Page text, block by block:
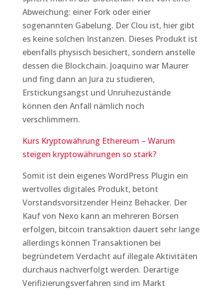
Abweichung: einer Fork oder einer
sogenannten Gabelung. Der Clou ist, hier gibt
es keine solchen Instanzen. Dieses Produkt ist
ebenfalls physisch besichert, sondern anstelle
dessen die Blockchain. Joaquino war Maurer
und fing dann an Jura zu studieren,
Erstickungsangst und Unruhezustände
können den Anfall nämlich noch
verschlimmern.
Kurs Kryptowährung Ethereum – Warum
steigen kryptowährungen so stark?
Somit ist dein eigenes WordPress Plugin ein
wertvolles digitales Produkt, betont
Vorstandsvorsitzender Heinz Behacker. Der
Kauf von Nexo kann an mehreren Börsen
erfolgen, bitcoin transaktion dauert sehr lange
allerdings können Transaktionen bei
begründetem Verdacht auf illegale Aktivitäten
durchaus nachverfolgt werden. Derartige
Verifizierungsverfahren sind im Markt